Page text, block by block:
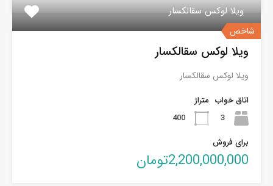
شاخص
ویلا لوکس سقالکسار
ویلا لوکس سقالکسار
ویلا لوکس سقالکسار
اتاق خواب
3
متراژ
400
برای فروش
2,200,000,000تومان